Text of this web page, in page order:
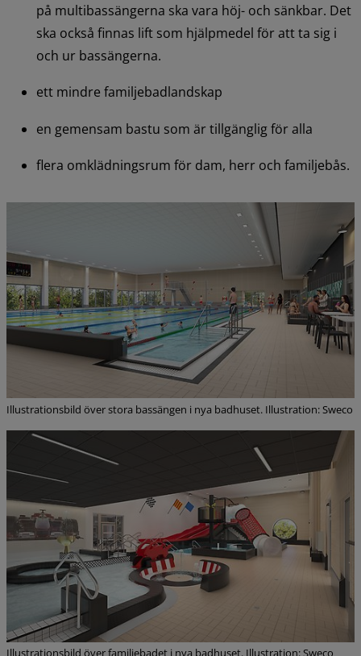
på multibassängerna ska vara höj- och sänkbar. Det
ska också finnas lift som hjälpmedel för att ta sig i
och ur bassängerna.
ett mindre familjebadlandskap
en gemensam bastu som är tillgänglig för alla
flera omklädningsrum för dam, herr och familjebås.
Illustrationsbild över stora bassängen i nya badhuset. Illustration: Sweco